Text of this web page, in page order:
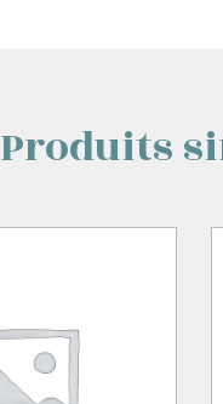
Produits